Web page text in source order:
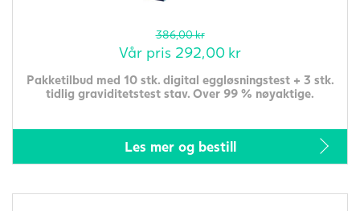
386,00kr
Vår pris 292,00 kr
Pakketilbud med 10 stk. digital eggløsningstest + 3 stk.
tidlig graviditetstest stav. Over 99 % nøyaktige.
Les mer og bestill